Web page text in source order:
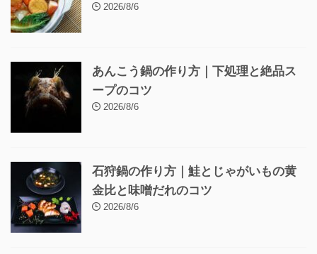
2026/8/6
あんこう鍋の作り方｜下処理と絶品ス
ープのコツ
2026/8/6
石狩鍋の作り方｜鮭とじゃがいもの黄
金比と味噌だれのコツ
2026/8/6